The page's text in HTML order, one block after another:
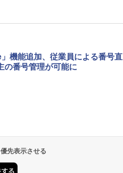
」機能追加、従業員による番号直
の番号管理が可能に
先表示させる